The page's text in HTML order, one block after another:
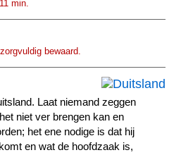
min.
bewaard.
Laat niemand zeggen
niet ver brengen kan en
het ene nodige is dat hij
en wat de hoofdzaak is,